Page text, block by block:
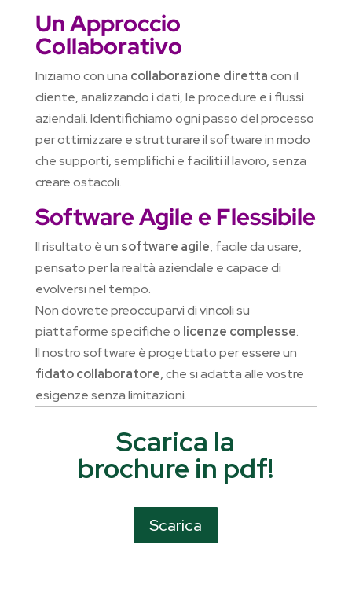
Un Approccio
Collaborativo
Iniziamo con una collaborazione direttacon il
cliente, analizzando i dati, le procedure e i flussi
aziendali. Identifichiamo ogni passo del processo
per ottimizzare e strutturare il software in modo
che supporti, semplifichi e faciliti il lavoro, senza
creare ostacoli.
Software Agile e Flessibile
Il risultato è un software agile, facile da usare,
pensato per la realtà aziendale e capace di
evolversi nel tempo.
Non dovrete preoccuparvi di vincoli su
piattaforme specifiche o licenze complesse.
Il nostro software è progettato per essere un
fidato collaboratore, che si adatta alle vostre
esigenze senza limitazioni.
Scarica la
brochure in pdf!
Scarica